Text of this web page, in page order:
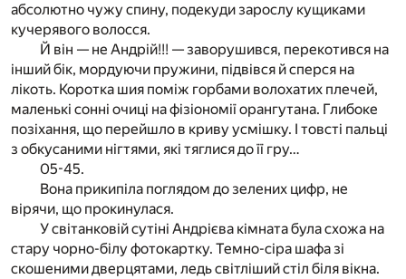
абсолютно чужу спину, подекуди зарослу кущиками
кучерявого волосся.
Й він — не Андрій!!! — заворушився, перекотився на
інший бік, мордуючи пружини, підвівся й сперся на
лікоть. Коротка шия поміж горбами волохатих плечей,
маленькі сонні очиці на фізіономії орангутана. Глибоке
позіхання, що перейшло в криву усмішку. І товсті пальці
з обкусаними нігтями, які тяглися до її гру…
05-45.
Вона прикипіла поглядом до зелених цифр, не
вірячи, що прокинулася.
У світанковій сутіні Андрієва кімната була схожа на
стару чорно-білу фотокартку. Темно-сіра шафа зі
скошеними дверцятами, ледь світліший стіл біля вікна.